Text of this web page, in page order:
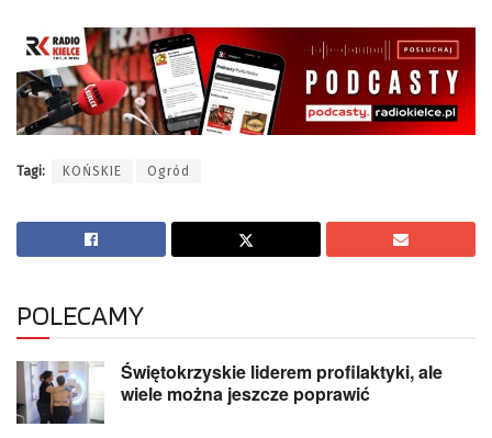
Tagi: KOŃSKIE Ogród
POLECAMY
Świętokrzyskie liderem profilaktyki, ale
wiele można jeszcze poprawić